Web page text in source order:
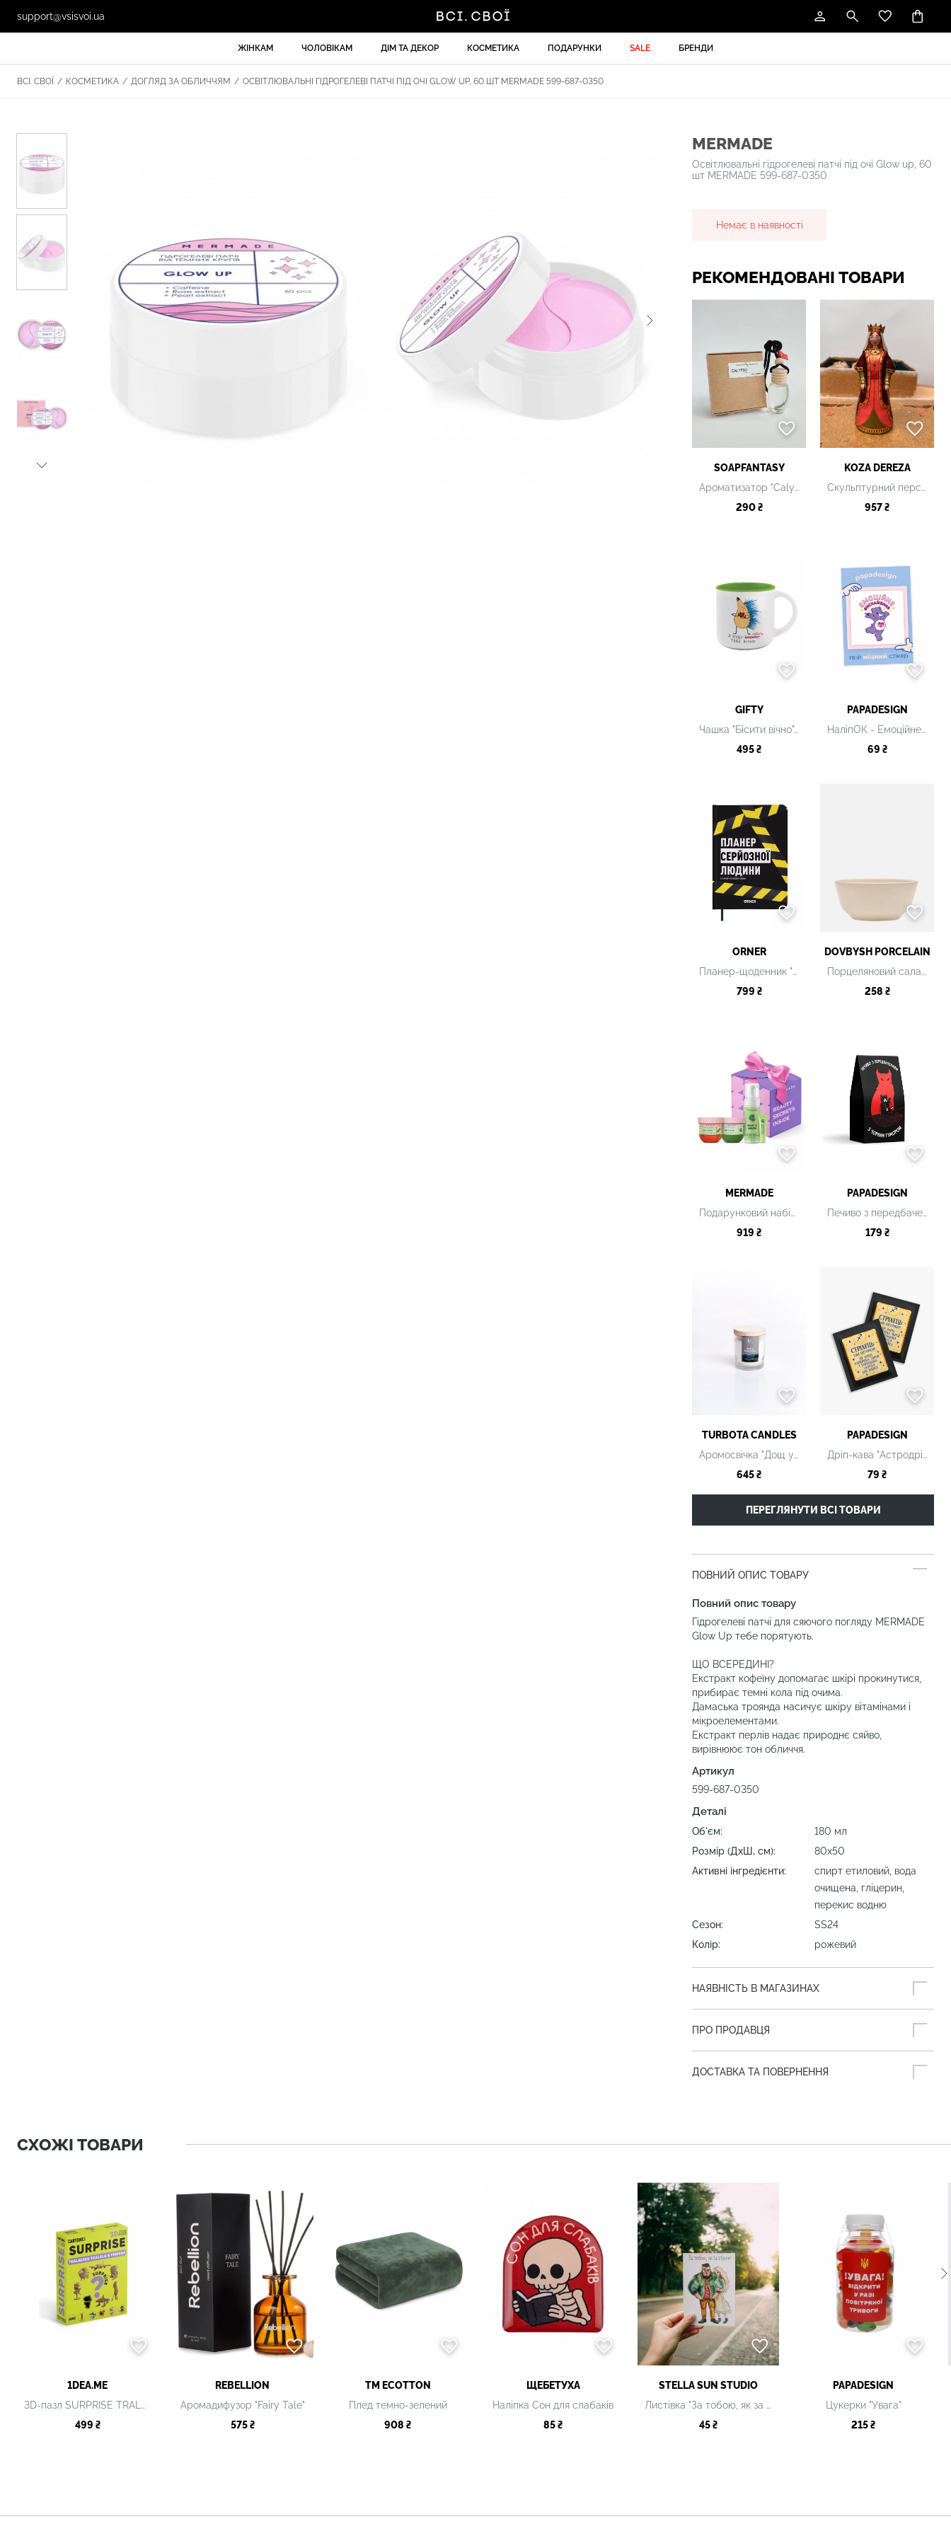
support@vsisvoi.ua
ЖІНКАМ ЧОЛОВІКАМ ДІМ ТА ДЕКОР КОСМЕТИКА ПОДАРУНКИ SALE БРЕНДИ
ВСІ. СВОЇ / КОСМЕТИКА / ДОГЛЯД ЗА ОБЛИЧЧЯМ / ОСВІТЛЮВАЛЬНІ ГІДРОГЕЛЕВІ ПАТЧІ ПІД ОЧІ GLOW UP, 60 ШТ MERMADE 599-687-0350
MERMADE
Освітлювальні гідрогелеві патчі під очі Glow up, 60
шт MERMADE 599-687-0350
Немає в наявності
РЕКОМЕНДОВАНІ ТОВАРИ
SOAPFANTASY
Ароматизатор "Calypso"
290 ₴
KOZA DEREZA
Скульптурний персонаж "Княгиня Анастасія"
957 ₴
GIFTY
Чашка "Бісити вічно", 350 мл
495 ₴
PAPADESIGN
НаліпОК - Емоційне виснаження
69 ₴
ORNER
Планер-щоденник "Планер серйозної людини"
799 ₴
DOVBYSH PORCELAIN
Порцеляновий салатник
258 ₴
MERMADE
Подарунковий набір What A Melon Party
919 ₴
PAPADESIGN
Печиво з передбаченнями "Кіт-чортеня"
179 ₴
TURBOTA CANDLES
Аромосвічка "Дощ у Карпатах"
645 ₴
PAPADESIGN
Дріп-кава "Астродріп Стрілець"
79 ₴
ПЕРЕГЛЯНУТИ ВСІ ТОВАРИ
ПОВНИЙ ОПИС ТОВАРУ
Повний опис товару
Гідрогелеві патчі для сяючого погляду MERMADE
Glow Up тебе порятують.
ЩО ВСЕРЕДИНІ?
Екстракт кофеїну допомагає шкірі прокинутися,
прибирає темні кола під очима.
Дамаська троянда насичує шкіру вітамінами і
мікроелементами.
Екстракт перлів надає природнє сяйво,
вирівнюює тон обличчя.
Артикул
599-687-0350
Деталі
Об'єм:
180 мл
Розмір (ДхШ, см):
80х50
Активні інгредієнти:
спирт етиловий, вода
очищена, гліцерин,
перекис водню
Сезон:
SS24
Колір:
рожевий
НАЯВНІСТЬ В МАГАЗИНАХ
ПРО ПРОДАВЦЯ
ДОСТАВКА ТА ПОВЕРНЕННЯ
СХОЖІ ТОВАРИ
1DEA.ME
3D-пазл SURPRISE TRALALERO TRALALA & FRIENDS
499 ₴
REBELLION
Аромадифузор "Fairy Tale"
575 ₴
TM ECOTTON
Плед темно-зелений
908 ₴
ЩЕБЕТУХА
Наліпка Сон для слабаків
85 ₴
STELLA SUN STUDIO
Листівка "За тобою, як за стіною"
45 ₴
PAPADESIGN
Цукерки "Увага"
215 ₴